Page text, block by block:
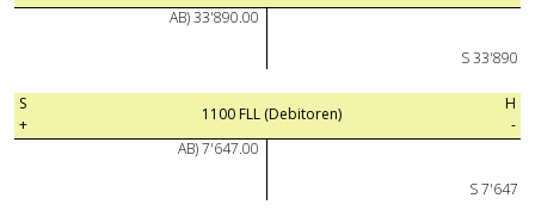
AB) 33'890.00
S 33'890
S
+
1100 FLL (Debitoren)
H
-
AB) 7'647.00
S 7'647